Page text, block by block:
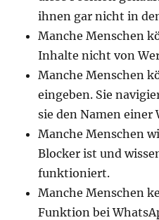
ihnen gar nicht in
Manche Menschen
Inhalte nicht von
Manche Menschen
eingeben. Sie
sie den Namen einer
Manche Menschen
Blocker ist und
funktioniert.
Manche Menschen
Funktion bei